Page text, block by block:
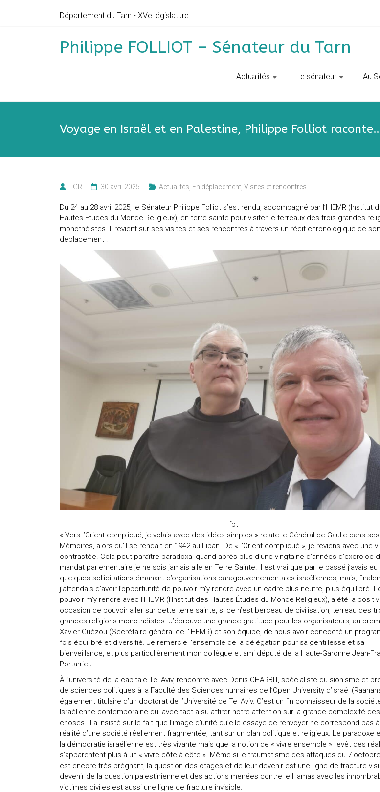
Département du Tarn - XVe législature
Philippe FOLLIOT – Sénateur du Tarn
Actualités Le sénateur Au
Voyage en Israël et en Palestine, Philippe Folliot
LGR 30 avril 2025 Actualités En déplacement Visites et rencontres
Du 24 au 28 avril 2025, le Sénateur Philippe Folliot s’est rendu, accompagné par l’IHEMR (Institut
Hautes Etudes du Monde Religieux), en terre sainte pour visiter le terreaux des trois grandes
monothéistes. Il revient sur ses visites et ses rencontres à travers un récit chronologique de son
déplacement :
fbt
« Vers l’Orient compliqué, je volais avec des idées simples » relate le Général de Gaulle dans ses
Mémoires, alors qu’il se rendait en 1942 au Liban. De « l’Orient compliqué », je reviens avec une
contrastée. Cela peut paraître paradoxal quand après plus d’une vingtaine d’années d’exercice
mandat parlementaire je ne sois jamais allé en Terre Sainte. Il est vrai que par le passé j’avais eu
quelques sollicitations émanant d’organisations paragouvernementales israéliennes, mais,
j’attendais d’avoir l’opportunité de pouvoir m’y rendre avec un cadre plus neutre, plus équilibré.
pouvoir m’y rendre avec l’IHEMR (l’Institut des Hautes Études du Monde Religieux), a été la
occasion de pouvoir aller sur cette terre sainte, si ce n’est berceau de civilisation, terreau des
grandes religions monothéistes. J’éprouve une grande gratitude pour les organisateurs, au
Xavier Guézou (Secrétaire général de l’IHEMR) et son équipe, de nous avoir concocté un
fois équilibré et diversifié. Je remercie l’ensemble de la délégation pour sa gentillesse et sa
bienveillance, et plus particulièrement mon collègue et ami député de la Haute-Garonne Jean-
Portarrieu.
À l’université de la capitale Tel Aviv, rencontre avec Denis CHARBIT, spécialiste du sionisme et
de sciences politiques à la Faculté des Sciences humaines de l’Open University d’Israël
également titulaire d’un doctorat de l’Université de Tel Aviv. C’est un fin connaisseur de la
Israélienne contemporaine qui avec tact a su attirer notre attention sur la grande complexité des
choses. Il a insisté sur le fait que l’image d’unité qu’elle essaye de renvoyer ne correspond pas
réalité d’une société réellement fragmentée, tant sur un plan politique et religieux. Le paradoxe
la démocratie israélienne est très vivante mais que la notion de « vivre ensemble » revêt des
s’apparentent plus à un « vivre côte-à-côte ». Même si le traumatisme des attaques du 7
est encore très prégnant, la question des otages et de leur devenir est une ligne de fracture
devenir de la question palestinienne et des actions menées contre le Hamas avec les
victimes civiles est aussi une ligne de fracture invisible.